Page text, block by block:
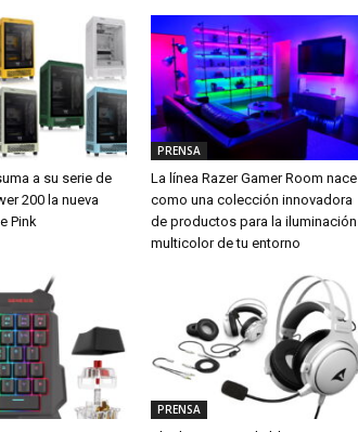
a su serie de
200 la nueva
Pink
PRENSA
La línea Razer Gamer Room nace
como una colección innovadora
de productos para la iluminación
multicolor de tu entorno
PRENSA